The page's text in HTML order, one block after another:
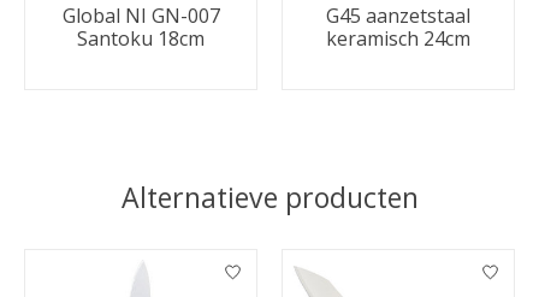
Global NI GN-007
Santoku 18cm
G45 aanzetstaal
keramisch 24cm
Alternatieve producten
Items van productcarrousel